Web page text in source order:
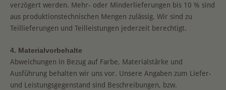
verzögert werden. Mehr- oder Minderlieferungen bis 10 % sind
aus produktionstechnischen Mengen zulässig. Wir sind zu
Teillieferungen und Teilleistungen jederzeit berechtigt.
4. Materialvorbehalte
Abweichungen in Bezug auf Farbe, Materialstärke und
Ausführung behalten wir uns vor. Unsere Angaben zum Liefer-
und Leistungsgegenstand sind Beschreibungen, bzw.